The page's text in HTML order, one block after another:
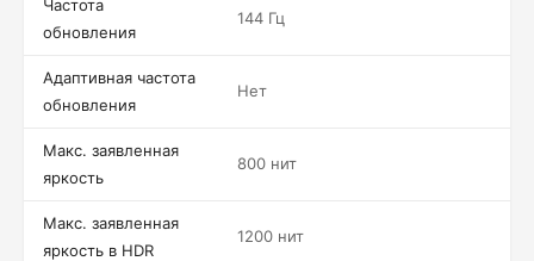
Частота
обновления
144 Гц
Адаптивная частота
обновления
Нет
Макс. заявленная
яркость
800 нит
Макс. заявленная
яркость в HDR
1200 нит